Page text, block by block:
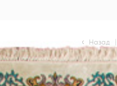
Назад |